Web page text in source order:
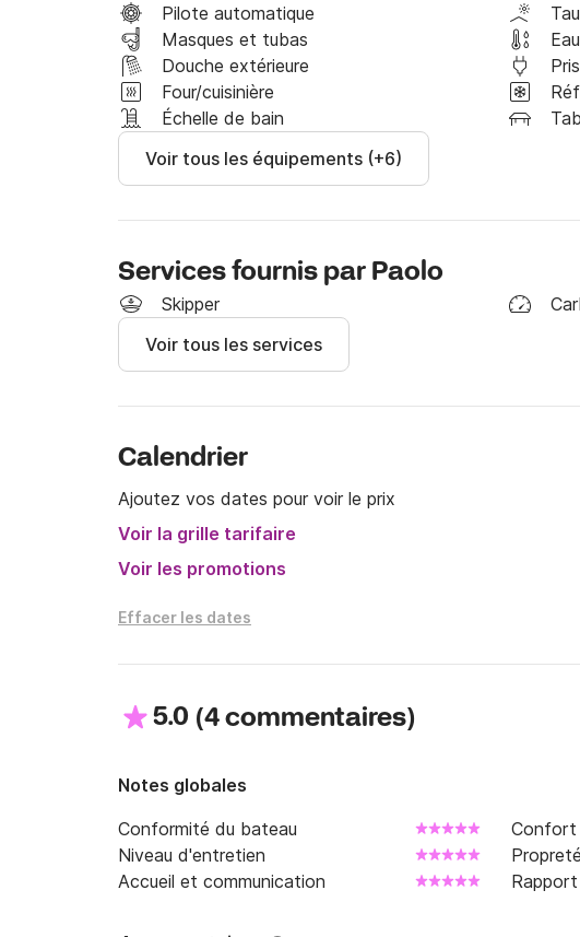
- Boissons
-Les serviettes
- Kit de plongée en apnée
- Apéritif avec prosecco et sneck
N'est pas inclu:
N'hésitez pas à me contacter sur Click&Boat, je me ferai
messages
Pilote automatique
Masques et tubas
Douche extérieure
Four/cuisinière
Échelle de bain
Voir tous les équipements (+6)
Services fournis par Paolo
Skipper
Voir tous les services
Calendrier
Ajoutez vos dates pour voir le prix
Voir la grille tarifaire
Voir les promotions
Effacer les dates
5.0 (4 commentaires)
Notes globales
Conformité du bateau
Confort
Niveau d'entretien
Propreté
Accueil et communication